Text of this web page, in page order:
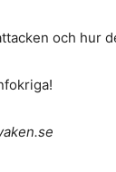
och hur